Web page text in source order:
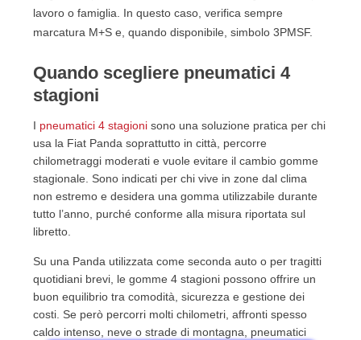
lavoro o famiglia. In questo caso, verifica sempre
marcatura M+S e, quando disponibile, simbolo 3PMSF.
Quando scegliere pneumatici 4
stagioni
I pneumatici 4 stagionisono una soluzione pratica per chi
usa la Fiat Panda soprattutto in città, percorre
chilometraggi moderati e vuole evitare il cambio gomme
stagionale. Sono indicati per chi vive in zone dal clima
non estremo e desidera una gomma utilizzabile durante
tutto l’anno, purché conforme alla misura riportata sul
libretto.
Su una Panda utilizzata come seconda auto o per tragitti
quotidiani brevi, le gomme 4 stagioni possono offrire un
buon equilibrio tra comodità, sicurezza e gestione dei
costi. Se però percorri molti chilometri, affronti spesso
caldo intenso, neve o strade di montagna, pneumatici